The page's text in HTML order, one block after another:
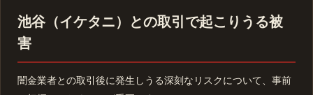
池谷（イケタニ）との取引で起こりうる被
害
闇金業者との取引後に発生しうる深刻なリスクについて、事前